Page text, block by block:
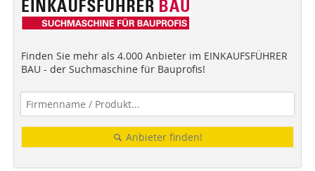
Finden Sie mehr als 4.000 Anbieter im EINKAUFSFÜHRER
BAU - der Suchmaschine für Bauprofis!
Anbieter finden!